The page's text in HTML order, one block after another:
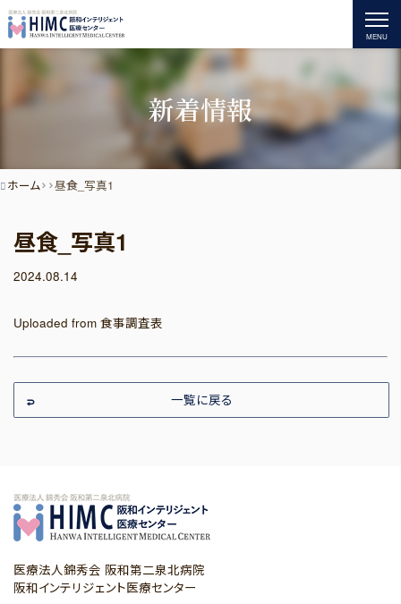
MENU
新着情報
ホーム 昼食_写真1
昼食_写真1
2024.08.14
Uploaded from 食事調査表
一覧に戻る
医療法人錦秀会 阪和第二泉北病院
阪和インテリジェント医療センター